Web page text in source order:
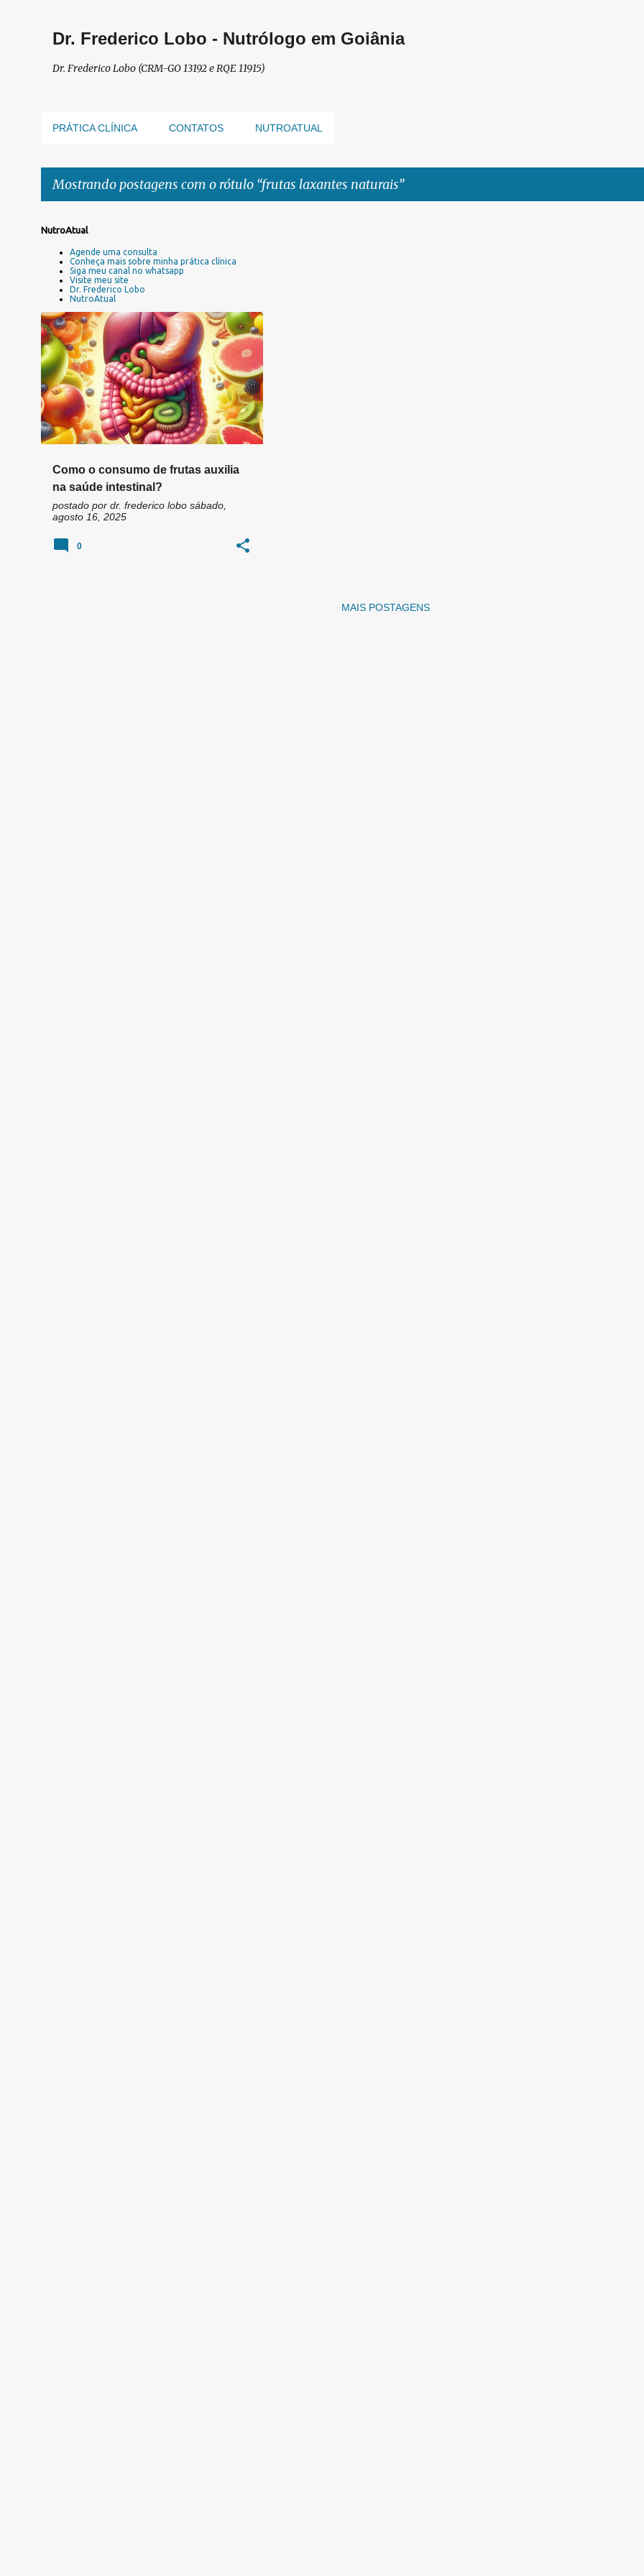
Dr. Frederico Lobo - Nutrólogo em Goiânia
Dr. Frederico Lobo (CRM-GO 13192 e RQE 11915)
PRÁTICA CLÍNICA CONTATOS NUTROATUAL
Mostrando postagens com o rótulo frutas laxantes naturais
P
e
n
s
NutroAtual
Agende uma consulta
Conheça mais sobre minha prática clínica
Siga meu canal no whatsapp
Visite meu site
Dr. Frederico Lobo
NutroAtual
Como o consumo de frutas auxilia
na saúde intestinal?
postado por dr. frederico lobo sábado,
agosto 16, 2025
CELULOSE FIBRAS +10
0
MAIS POSTAGENS